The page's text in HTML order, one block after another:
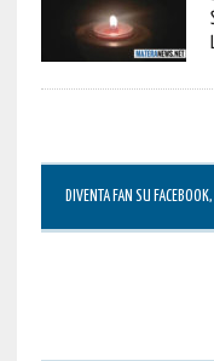
DIVENTA FAN SU